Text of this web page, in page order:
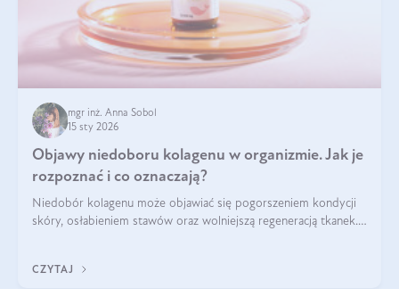
mgr inż. Anna Sobol
15 sty 2026
Objawy niedoboru kolagenu w organizmie. Jak je
rozpoznać i co oznaczają?
Niedobór kolagenu może objawiać się pogorszeniem kondycji
skóry, osłabieniem stawów oraz wolniejszą regeneracją tkanek.
osłabienie włosów.
CZYTAJ